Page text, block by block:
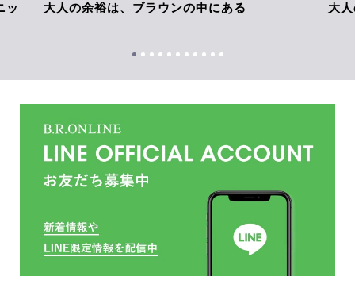
ッ 大人の余裕は、ブラウンの中にある 大